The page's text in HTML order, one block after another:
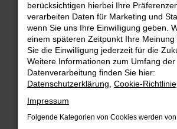
Fehler: Network Error
Beim Laden ist ein Fehler
Hier sind ein paar Tipps, die dir
Überprüfe deine Firewall und
Internetverbindung.
Laden andere Webseiten, zum
Suchmaschine?
Prüfe deine
berücksichtigen hierbei Ihre
verarbeiten Daten für Marketing und
wenn Sie uns Ihre Einwilligung geben.
einem späteren Zeitpunkt Ihre
Sie die Einwilligung jederzeit für die
Weitere Informationen zum Umfang der
Datenverarbeitung finden Sie hier:
Datenschutzerklärung Cookie-Richtlinie
Impressum
Folgende Kategorien von Cookies werden